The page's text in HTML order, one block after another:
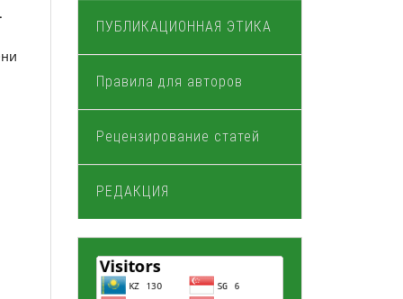
ПУБЛИКАЦИОННАЯ ЭТИКА
Правила для авторов
Рецензирование статей
РЕДАКЦИЯ